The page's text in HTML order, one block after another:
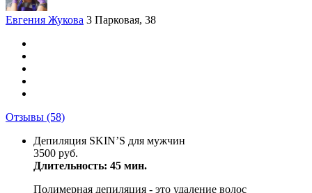
Евгения Жукова 3 Парковая, 38
Отзывы (58)
Депиляция SKIN’S для мужчин
3500 руб.
Длительность: 45 мин.
Полимерная депиляция - это удаление волос